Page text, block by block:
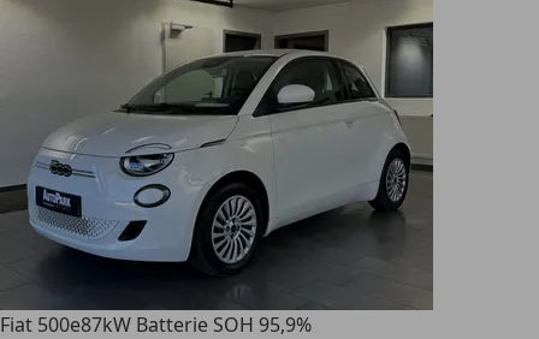
Fiat 500e87kW Batterie SOH 95,9%